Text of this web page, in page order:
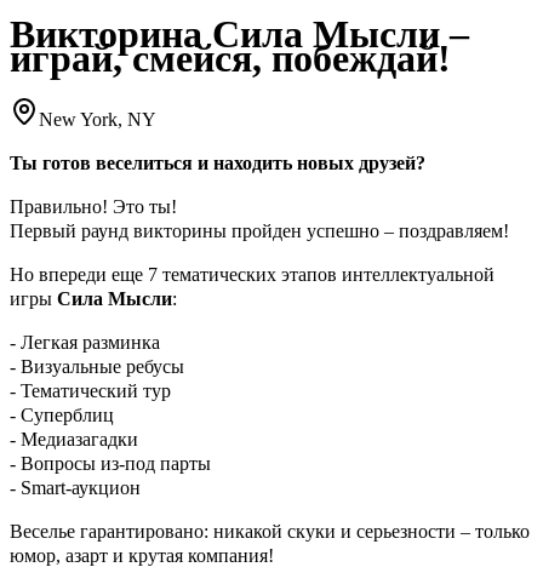
Викторина Сила Мысли –
играй, смейся, побеждай!
New York, NY
Ты готов веселиться и находить новых друзей?
Правильно! Это ты!
Первый раунд викторины пройден успешно – поздравляем!
Но впереди еще 7 тематических этапов интеллектуальной
игры Сила Мысли:
- Легкая разминка
- Визуальные ребусы
- Тематический тур
- Суперблиц
- Медиазагадки
- Вопросы из-под парты
- Smart-аукцион
Веселье гарантировано: никакой скуки и серьезности – только
юмор, азарт и крутая компания!